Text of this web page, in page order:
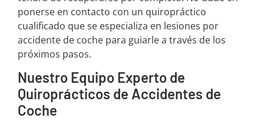
ponerse en contacto con un quiropráctico
cualificado que se especializa en lesiones por
accidente de coche para guiarle a través de los
próximos pasos.
Nuestro Equipo Experto de
Quiroprácticos de Accidentes de
Coche